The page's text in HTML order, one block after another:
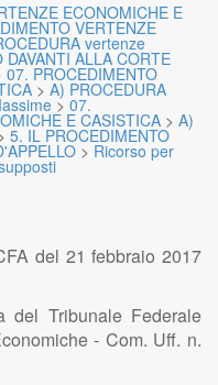
ECONOMICHE E
VERTENZE
vertenze
ALLA CORTE
07. PROCEDIMENTO
> A) PROCEDURA
> 07.
E CASISTICA > A)
5. IL PROCEDIMENTO
> Ricorso per
del 21 febbraio 2017
del Tribunale Federale
- Com. Uff. n.